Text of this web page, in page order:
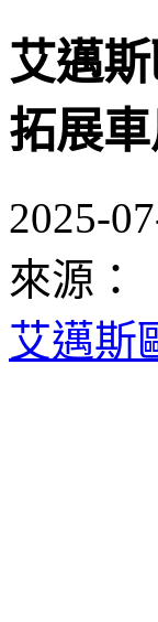
艾邁
拓展
2025-
來源：
艾邁斯